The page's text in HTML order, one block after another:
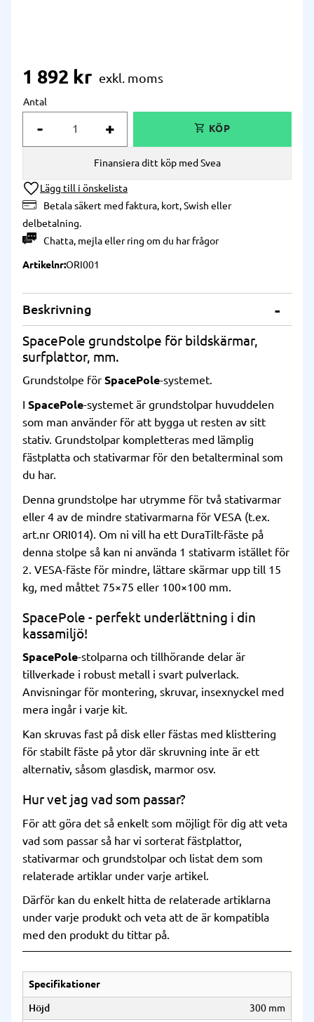
1 892 kr
Antal
+
-
Lägg till i önskelista
Betala säkert med faktura, kort, Swish eller
delbetalning.
Chatta, mejlaellerring om du har frågor
Finansiera ditt köp med Svea
ArtikelnrORI001
Beskrivning
SpacePole grundstolpe för bildskärmar,
surfplattor, mm.
Grundstolpe för SpacePole-systemet.
I SpacePole-systemet är grundstolpar huvuddelen
som man använder för att bygga ut resten av sitt
stativ. Grundstolpar kompletteras med lämplig
fästplatta och stativarmar för den betalterminal som
du har.
Denna grundstolpe har utrymme för två stativarmar
eller 4 av de mindre stativarmarna för VESA (t.ex.
art.nr ORI014). Om ni vill ha ett DuraTilt-fäste på
denna stolpe så kan ni använda 1 stativarm istället för
2. VESA-fäste för mindre, lättare skärmar upp till 15
kg, med måttet 75×75 eller 100×100 mm.
SpacePole - perfekt underlättning i din
kassamiljö!
SpacePole-stolparna och tillhörande delar är
tillverkade i robust metall i svart pulverlack.
Anvisningar för montering, skruvar, insexnyckel med
mera ingår i varje kit.
Kan skruvas fast på disk eller fästas med klisttering
för stabilt fäste på ytor där skruvning inte är ett
alternativ, såsom glasdisk, marmor osv.
Hur vet jag vad som passar?
För att göra det så enkelt som möjligt för dig att veta
vad som passar så har vi sorterat fästplattor,
stativarmar och grundstolpar och listat dem som
relaterade artiklar under varje artikel.
Därför kan du enkelt hitta de relaterade artiklarna
under varje produkt och veta att de är kompatibla
med den produkt du tittar på.
Specifikationer
Höjd
300 mm